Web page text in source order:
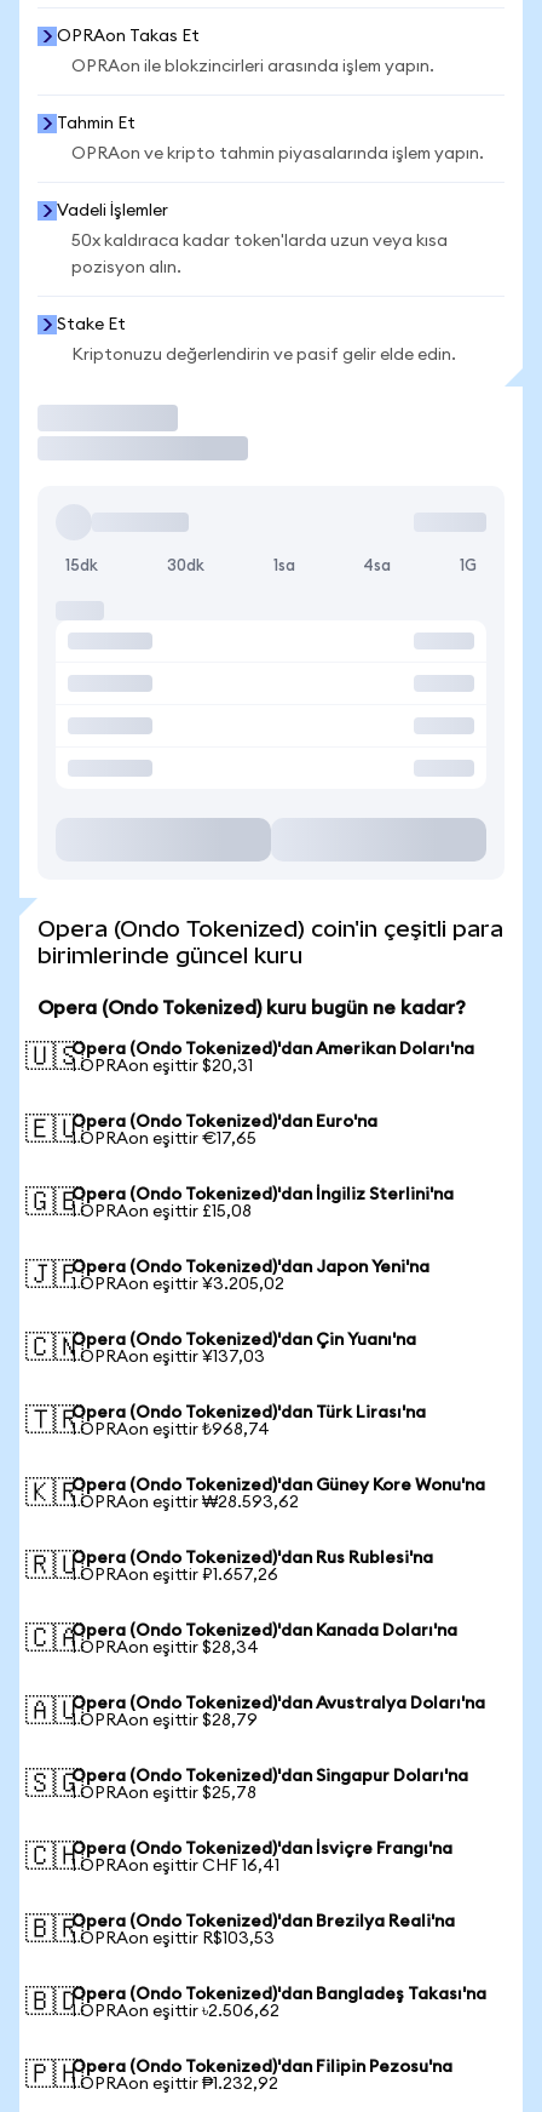
OPRAon Takas Et
OPRAon ile blokzincirleri arasında işlem yapın.
Tahmin Et
OPRAon ve kripto tahmin piyasalarında işlem yapın.
Vadeli İşlemler
50x kaldıraca kadar token'larda uzun veya kısa
pozisyon alın.
Stake Et
Kriptonuzu değerlendirin ve pasif gelir elde edin.
15dk 30dk 1sa 4sa 1G
Opera (Ondo Tokenized) coin'in çeşitli para
birimlerinde güncel kuru
Opera (Ondo Tokenized) kuru bugün ne kadar?
🇺🇸Opera (Ondo Tokenized)'dan Amerikan Doları'na
1 OPRAon eşittir $20,31
🇪🇺Opera (Ondo Tokenized)'dan Euro'na
1 OPRAon eşittir €17,65
🇬🇧Opera (Ondo Tokenized)'dan İngiliz Sterlini'na
1 OPRAon eşittir £15,08
🇯🇵Opera (Ondo Tokenized)'dan Japon Yeni'na
1 OPRAon eşittir ¥3.205,02
🇨🇳Opera (Ondo Tokenized)'dan Çin Yuanı'na
1 OPRAon eşittir ¥137,03
🇹🇷Opera (Ondo Tokenized)'dan Türk Lirası'na
1 OPRAon eşittir ₺968,74
🇰🇷Opera (Ondo Tokenized)'dan Güney Kore Wonu'na
1 OPRAon eşittir ₩28.593,62
🇷🇺Opera (Ondo Tokenized)'dan Rus Rublesi'na
1 OPRAon eşittir ₽1.657,26
🇨🇦Opera (Ondo Tokenized)'dan Kanada Doları'na
1 OPRAon eşittir $28,34
🇦🇺Opera (Ondo Tokenized)'dan Avustralya Doları'na
1 OPRAon eşittir $28,79
🇸🇬Opera (Ondo Tokenized)'dan Singapur Doları'na
1 OPRAon eşittir $25,78
🇨🇭Opera (Ondo Tokenized)'dan İsviçre Frangı'na
1 OPRAon eşittir CHF 16,41
🇧🇷Opera (Ondo Tokenized)'dan Brezilya Reali'na
1 OPRAon eşittir R$103,53
🇧🇩Opera (Ondo Tokenized)'dan Bangladeş Takası'na
1 OPRAon eşittir ৳2.506,62
🇵🇭Opera (Ondo Tokenized)'dan Filipin Pezosu'na
1 OPRAon eşittir ₱1.232,92